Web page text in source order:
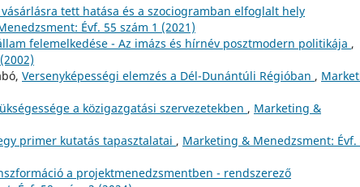
tett hatása és a szociogramban elfoglalt hely
Évf. 55 szám 1 (2021)
felemelkedése - Az imázs és hírnév posztmodern politikája ,
Versenyképességi elemzés a Dél-Dunántúli Régióban ,
a közigazgatási szervezetekben , Marketing &
primer kutatás tapasztalatai , Marketing & Menedzsment: Évf.
a projektmenedzsmentben - rendszerező